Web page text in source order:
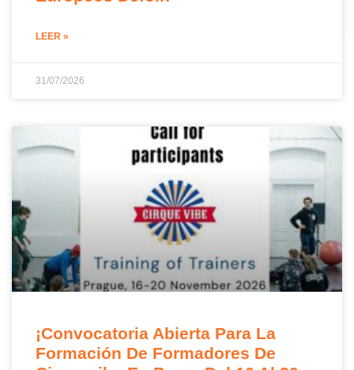
LEER »
31/07/2026
¡Convocatoria Abierta Para La
Formación De Formadores De